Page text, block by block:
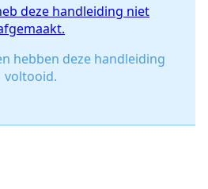
deze handleiding niet
hebben deze handleiding
voltooid.